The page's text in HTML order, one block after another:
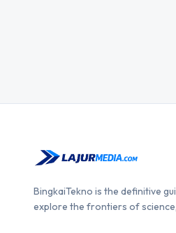
BingkaiTekno is the definitive
explore the frontiers of